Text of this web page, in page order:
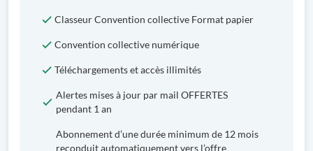
Classeur Convention collective Format papier
Convention collective numérique
Téléchargements et accès illimités
Alertes mises à jour par mail OFFERTES
pendant 1 an
Abonnement d’une durée minimum de 12 mois
reconduit automatiquement vers l’offre